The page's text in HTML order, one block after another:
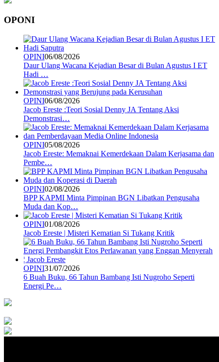
OPONI
OPINI06/08/2026
Daur Ulang Wacana Kejadian Besar di Bulan Agustus I ET
Hadi …
OPINI06/08/2026
Jacob Ereste :Teori Sosial Denny JA Tentang Aksi
Demonstrasi…
OPINI05/08/2026
Jacob Ereste: Memaknai Kemerdekaan Dalam Kerjasama dan
Pembe…
OPINI02/08/2026
BPP KAPMI Minta Pimpinan BGN Libatkan Pengusaha
Muda dan Kop…
OPINI01/08/2026
Jacob Ereste | Misteri Kematian Si Tukang Kritik
OPINI31/07/2026
6 Buah Buku, 66 Tahun Bambang Isti Nugroho Seperti
Energi Pe…